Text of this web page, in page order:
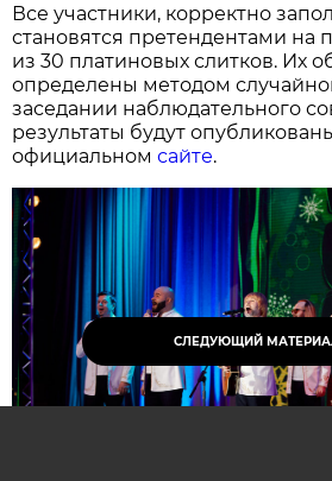
СЛЕДУЮЩИЙ
Все участники, корректно
становятся претендентами на
из 30 платиновых слитков. Их
определены методом
заседании наблюдательного
результаты будут
официальномсайте.